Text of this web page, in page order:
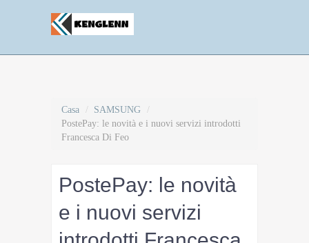
Casa / SAMSUNG /
PostePay: le novità e i nuovi servizi introdotti
Francesca Di Feo
PostePay: le novità
e i nuovi servizi